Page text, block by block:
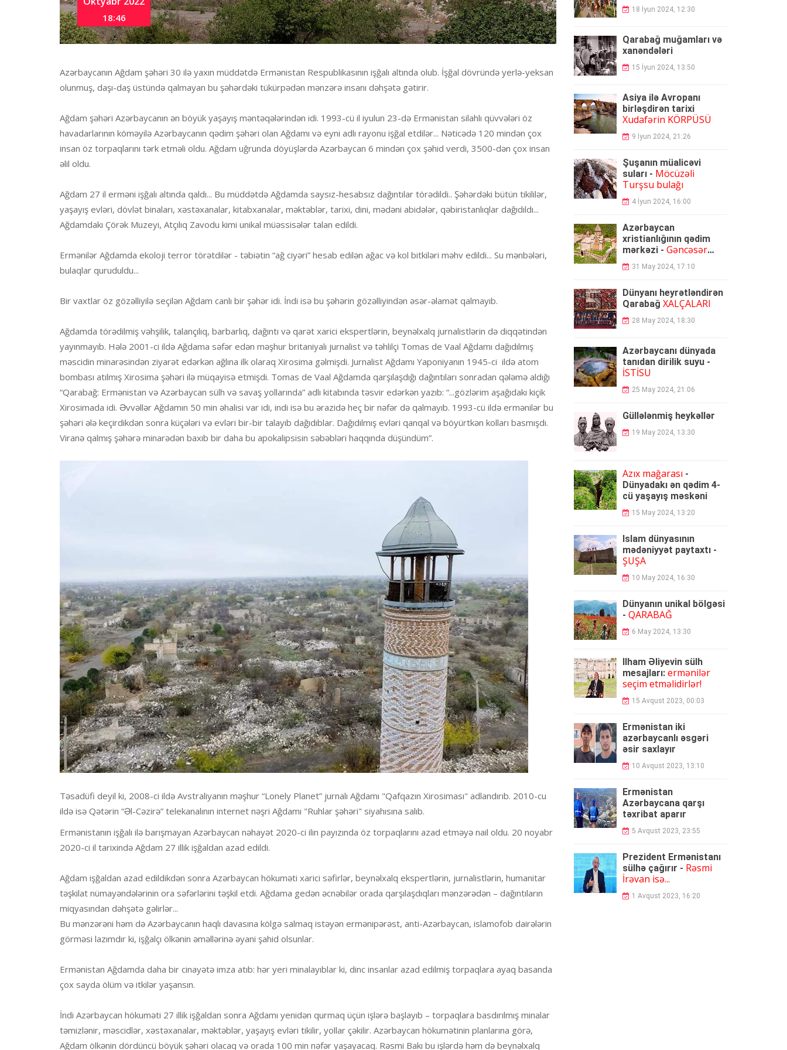
18:46
Azərbaycanın Ağdam şəhəri 30 ilə yaxın müddətdə Ermənistan Respublikasının işğalı altında olub. İşğal dövründə yerlə-yeksan
olunmuş, daşı-daş üstündə qalmayan bu şəhərdəki tükürpədən mənzərə insanı dəhşətə gətirir.
Ağdam şəhəri Azərbaycanın ən böyük yaşayış məntəqələrindən idi. 1993-cü il iyulun 23-də Ermənistan silahlı qüvvələri öz
havadarlarının köməyilə Azərbaycanın qədim şəhəri olan Ağdamı və eyni adlı rayonu işğal etdilər... Nəticədə 120 mindən çox
insan öz torpaqlarını tərk etməli oldu. Ağdam uğrunda döyüşlərdə Azərbaycan 6 mindən çox şəhid verdi, 3500-dən çox insan
əlil oldu.
Ağdam 27 il erməni işğalı altında qaldı... Bu müddətdə Ağdamda saysız-hesabsız dağıntılar törədildi.. Şəhərdəki bütün tikililər,
yaşayış evləri, dövlət binaları, xəstəxanalar, kitabxanalar, məktəblər, tarixi, dini, mədəni abidələr, qəbiristanlıqlar dağıdıldı...
Ağdamdakı Çörək Muzeyi, Atçılıq Zavodu kimi unikal müəssisələr talan edildi.
Ermənilər Ağdamda ekoloji terror törətdilər - təbiətin “ağ ciyəri” hesab edilən ağac və kol bitkiləri məhv edildi... Su mənbələri,
bulaqlar quruduldu...
Bir vaxtlar öz gözəlliyilə seçilən Ağdam canlı bir şəhər idi. İndi isə bu şəhərin gözəlliyindən əsər-əlamət qalmayıb.
Ağdamda törədilmiş vəhşilik, talançılıq, barbarlıq, dağıntı və qarət xarici ekspertlərin, beynəlxalq jurnalistlərin də diqqətindən
yayınmayıb. Hələ 2001-ci ildə Ağdama səfər edən məşhur britaniyalı jurnalist və təhlilçi Tomas de Vaal Ağdamı dağıdılmış
məscidin minarəsindən ziyarət edərkən ağlına ilk olaraq Xirosima gəlmişdi. Jurnalist Ağdamı Yaponiyanın 1945-ci ildə atom
bombası atılmış Xirosima şəhəri ilə müqayisə etmişdi. Tomas de Vaal Ağdamda qarşılaşdığı dağıntıları sonradan qələmə aldığı
“Qarabağ: Ermənistan və Azərbaycan sülh və savaş yollarında” adlı kitabında təsvir edərkən yazıb: “...gözlərim aşağıdakı kiçik
Xirosimada idi. Əvvəllər Ağdamın 50 min əhalisi var idi, indi isə bu ərazidə heç bir nəfər də qalmayıb. 1993-cü ildə ermənilər bu
şəhəri ələ keçirdikdən sonra küçələri və evləri bir-bir talayıb dağıdıblar. Dağıdılmış evləri qanqal və böyürtkən kolları basmışdı.
Viranə qalmış şəhərə minarədən baxıb bir daha bu apokalipsisin səbəbləri haqqında düşündüm”.
Təsadüfi deyil ki, 2008-ci ildə Avstraliyanın məşhur “Lonely Planet” jurnalı Ağdamı "Qafqazın Xirosiması" adlandırıb. 2010-cu
ildə isə Qətərin “Əl-Cəzirə” telekanalının internet nəşri Ağdamı "Ruhlar şəhəri" siyahısına salıb.
Ermənistanın işğalı ilə barışmayan Azərbaycan nəhayət 2020-ci ilin payızında öz torpaqlarını azad etməyə nail oldu. 20 noyabr
2020-ci il tarixində Ağdam 27 illik işğaldan azad edildi.
Ağdam işğaldan azad edildikdən sonra Azərbaycan hökuməti xarici səfirlər, beynəlxalq ekspertlərin, jurnalistlərin, humanitar
təşkilat nümayəndələrinin ora səfərlərini təşkil etdi. Ağdama gedən əcnəbilər orada qarşılaşdıqları mənzərədən – dağıntıların
miqyasından dəhşətə gəlirlər...
Bu mənzərəni həm də Azərbaycanın haqlı davasına kölgə salmaq istəyən ermənipərəst, anti-Azərbaycan, islamofob dairələrin
görməsi lazımdır ki, işğalçı ölkənin əməllərinə əyani şahid olsunlar.
Ermənistan Ağdamda daha bir cinayətə imza atıb: hər yeri minalayıblar ki, dinc insanlar azad edilmiş torpaqlara ayaq basanda
çox sayda ölüm və itkilər yaşansın.
İndi Azərbaycan hökuməti 27 illik işğaldan sonra Ağdamı yenidən qurmaq üçün işlərə başlayıb – torpaqlara basdırılmış minalar
təmizlənir, məscidlər, xəstəxanalar, məktəblər, yaşayış evləri tikilir, yollar çəkilir. Azərbaycan hökumətinin planlarına görə,
Ağdam ölkənin dördüncü böyük şəhəri olacaq və orada 100 min nəfər yaşayacaq. Rəsmi Bakı bu işlərdə həm də beynəlxalq
18 İyun 2024, 12:30
Qarabağ muğamları və
xanəndələri
15 İyun 2024, 13:50
Asiya ilə Avropanı
birləşdirən tarixi
Xudafərin KÖRPÜSÜ
9 İyun 2024, 21:26
Şuşanın müalicəvi
suları - Möcüzəli
Turşsu bulağı
4 İyun 2024, 16:00
Azərbaycan
xristianlığının qədim
mərkəzi - Gəncəsər
monastırı
31 May 2024, 17:10
Dünyanı heyrətləndirən
Qarabağ XALÇALARI
28 May 2024, 18:30
Azərbaycanı dünyada
tanıdan dirilik suyu -
İSTİSU
25 May 2024, 21:06
Güllələnmiş heykəllər
19 May 2024, 13:30
Azıx mağarası -
Dünyadakı ən qədim 4-
cü yaşayış məskəni
15 May 2024, 13:20
İslam dünyasının
mədəniyyət paytaxtı -
ŞUŞA
10 May 2024, 16:30
Dünyanın unikal bölgəsi
- QARABAĞ
6 May 2024, 13:30
İlham Əliyevin sülh
mesajları: ermənilər
seçim etməlidirlər!
15 Avqust 2023, 00:03
Ermənistan iki
azərbaycanlı əsgəri
əsir saxlayır
10 Avqust 2023, 13:10
Ermənistan
Azərbaycana qarşı
təxribat aparır
5 Avqust 2023, 23:55
Prezident Ermənistanı
sülhə çağırır - Rəsmi
İrəvan isə...
1 Avqust 2023, 16:20